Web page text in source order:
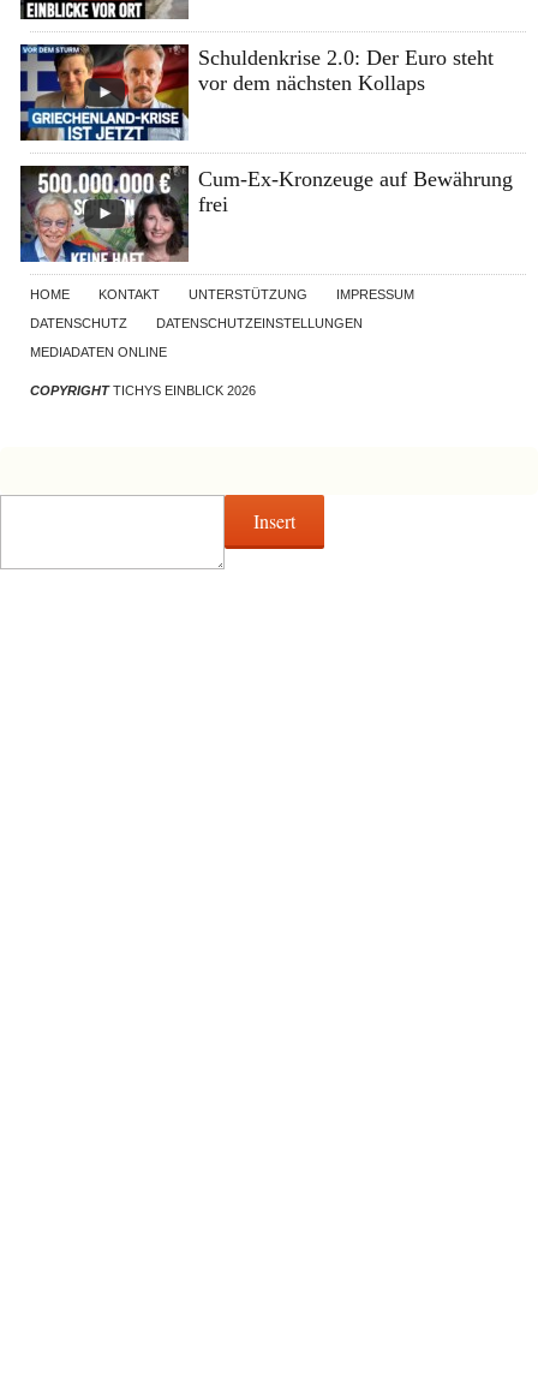
Schuldenkrise 2.0: Der Euro steht
vor dem nächsten Kollaps
Cum-Ex-Kronzeuge auf Bewährung
frei
HOME KONTAKT UNTERSTÜTZUNG
IMPRESSUM
DATENSCHUTZ
DATENSCHUTZEINSTELLUNGEN
MEDIADATEN ONLINE
COPYRIGHTTICHYS EINBLICK 2026
Insert